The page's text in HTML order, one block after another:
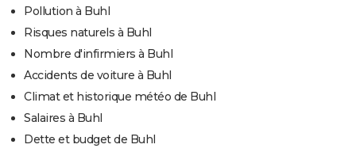
Pollution à Buhl
Risques naturels à Buhl
Nombre d'infirmiers à Buhl
Accidents de voiture à Buhl
Climat et historique météo de Buhl
Salaires à Buhl
Dette et budget de Buhl